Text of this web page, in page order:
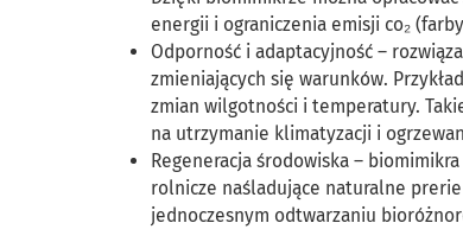
energii i ograniczenia emisji co₂
Odporność i adaptacyjność –
zmieniających się warunków.
zmian wilgotności i temperatury.
na utrzymanie klimatyzacji i
Regeneracja środowiska –
rolnicze naśladujące naturalne
jednoczesnym odtwarzaniu